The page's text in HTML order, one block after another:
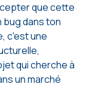
que cette
bug dans ton
c'est une
qui cherche à
un marché